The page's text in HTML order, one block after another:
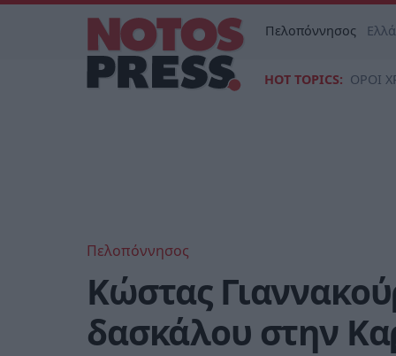
Πελοπόννησος
HOT TOPICS: ΟΡΟΙ
Πελοπόννησος
Κώστας
δασκάλου στην